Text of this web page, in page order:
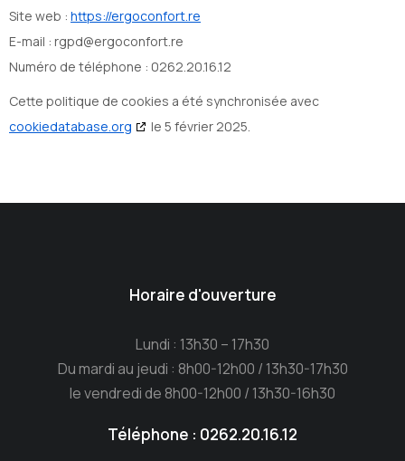
Site web : https://ergoconfort.re
E-mail : rgpd@ergoconfort.re
Numéro de téléphone : 0262.20.16.12
Cette politique de cookies a été synchronisée avec
cookiedatabase.org
le 5 février 2025.
Horaire d'ouverture
Lundi : 13h30 – 17h30
Du mardi au jeudi : 8h00-12h00 / 13h30-17h30
le vendredi de 8h00-12h00 / 13h30-16h30
Téléphone : 0262.20.16.12